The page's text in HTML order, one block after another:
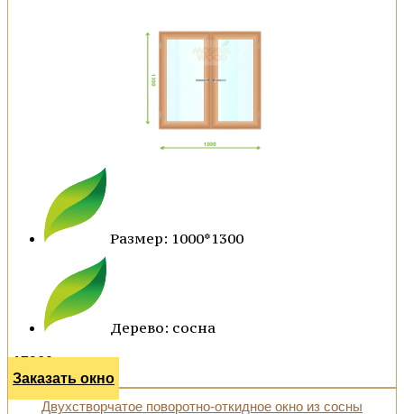
Размер: 1000*1300
Дерево: сосна
17960 р.
Заказать окно
Двухстворчатое поворотно-откидное окно из сосны